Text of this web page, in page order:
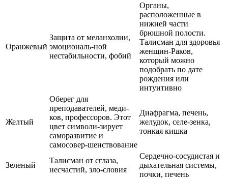
Оранжевый
Защита от меланхолии,
эмоциональ-ной
нестабильности, фобий
Органы,
расположенные в
нижней части
брюшной полости.
Талисман для здоровья
женщин-Раков,
который можно
подобрать по дате
рождения или
интуитивно
Желтый
Оберег для
преподавателей, меди-
ков, профессоров. Этот
цвет символи-зирует
саморазвитие и
самосовер-шенствование
Диафрагма, печень,
желудок, селе-зенка,
тонкая кишка
Зеленый
Талисман от сглаза,
несчастий, зло-словия
Сердечно-сосудистая и
дыхательная системы,
почки, печень